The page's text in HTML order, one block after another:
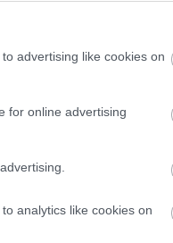
advertising like cookies on
for online advertising
analytics like cookies on
Sándor,
a
az
Képviselő
nem igaz,
A
Ádám
ezt majd